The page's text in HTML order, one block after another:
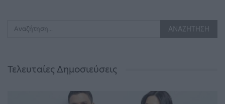
Τελευταίες Δημοσιεύσεις